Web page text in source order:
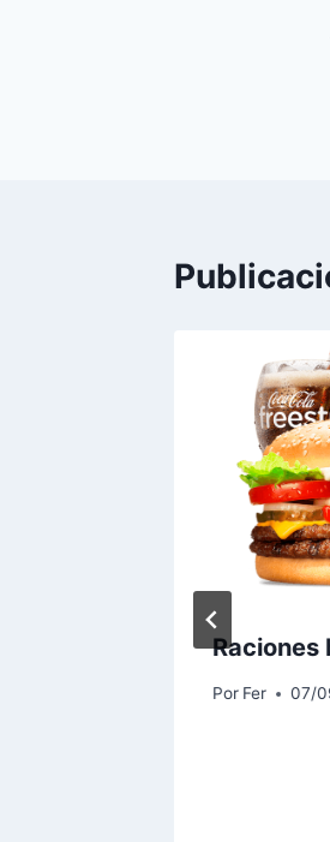
Raciones
Por Fer 07/